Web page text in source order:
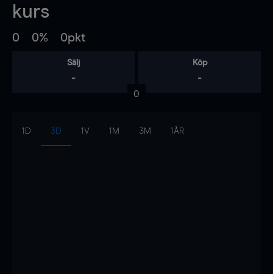
kurs
0 0% 0pkt
Sälj
-
Köp
-
0
1D 3D 1V 1M 3M 1ÅR